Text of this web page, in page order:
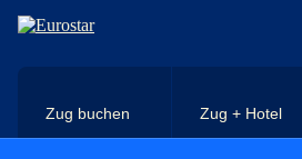
Direkt zum Hauptinhalt
Zug buchen Zug + Hotel